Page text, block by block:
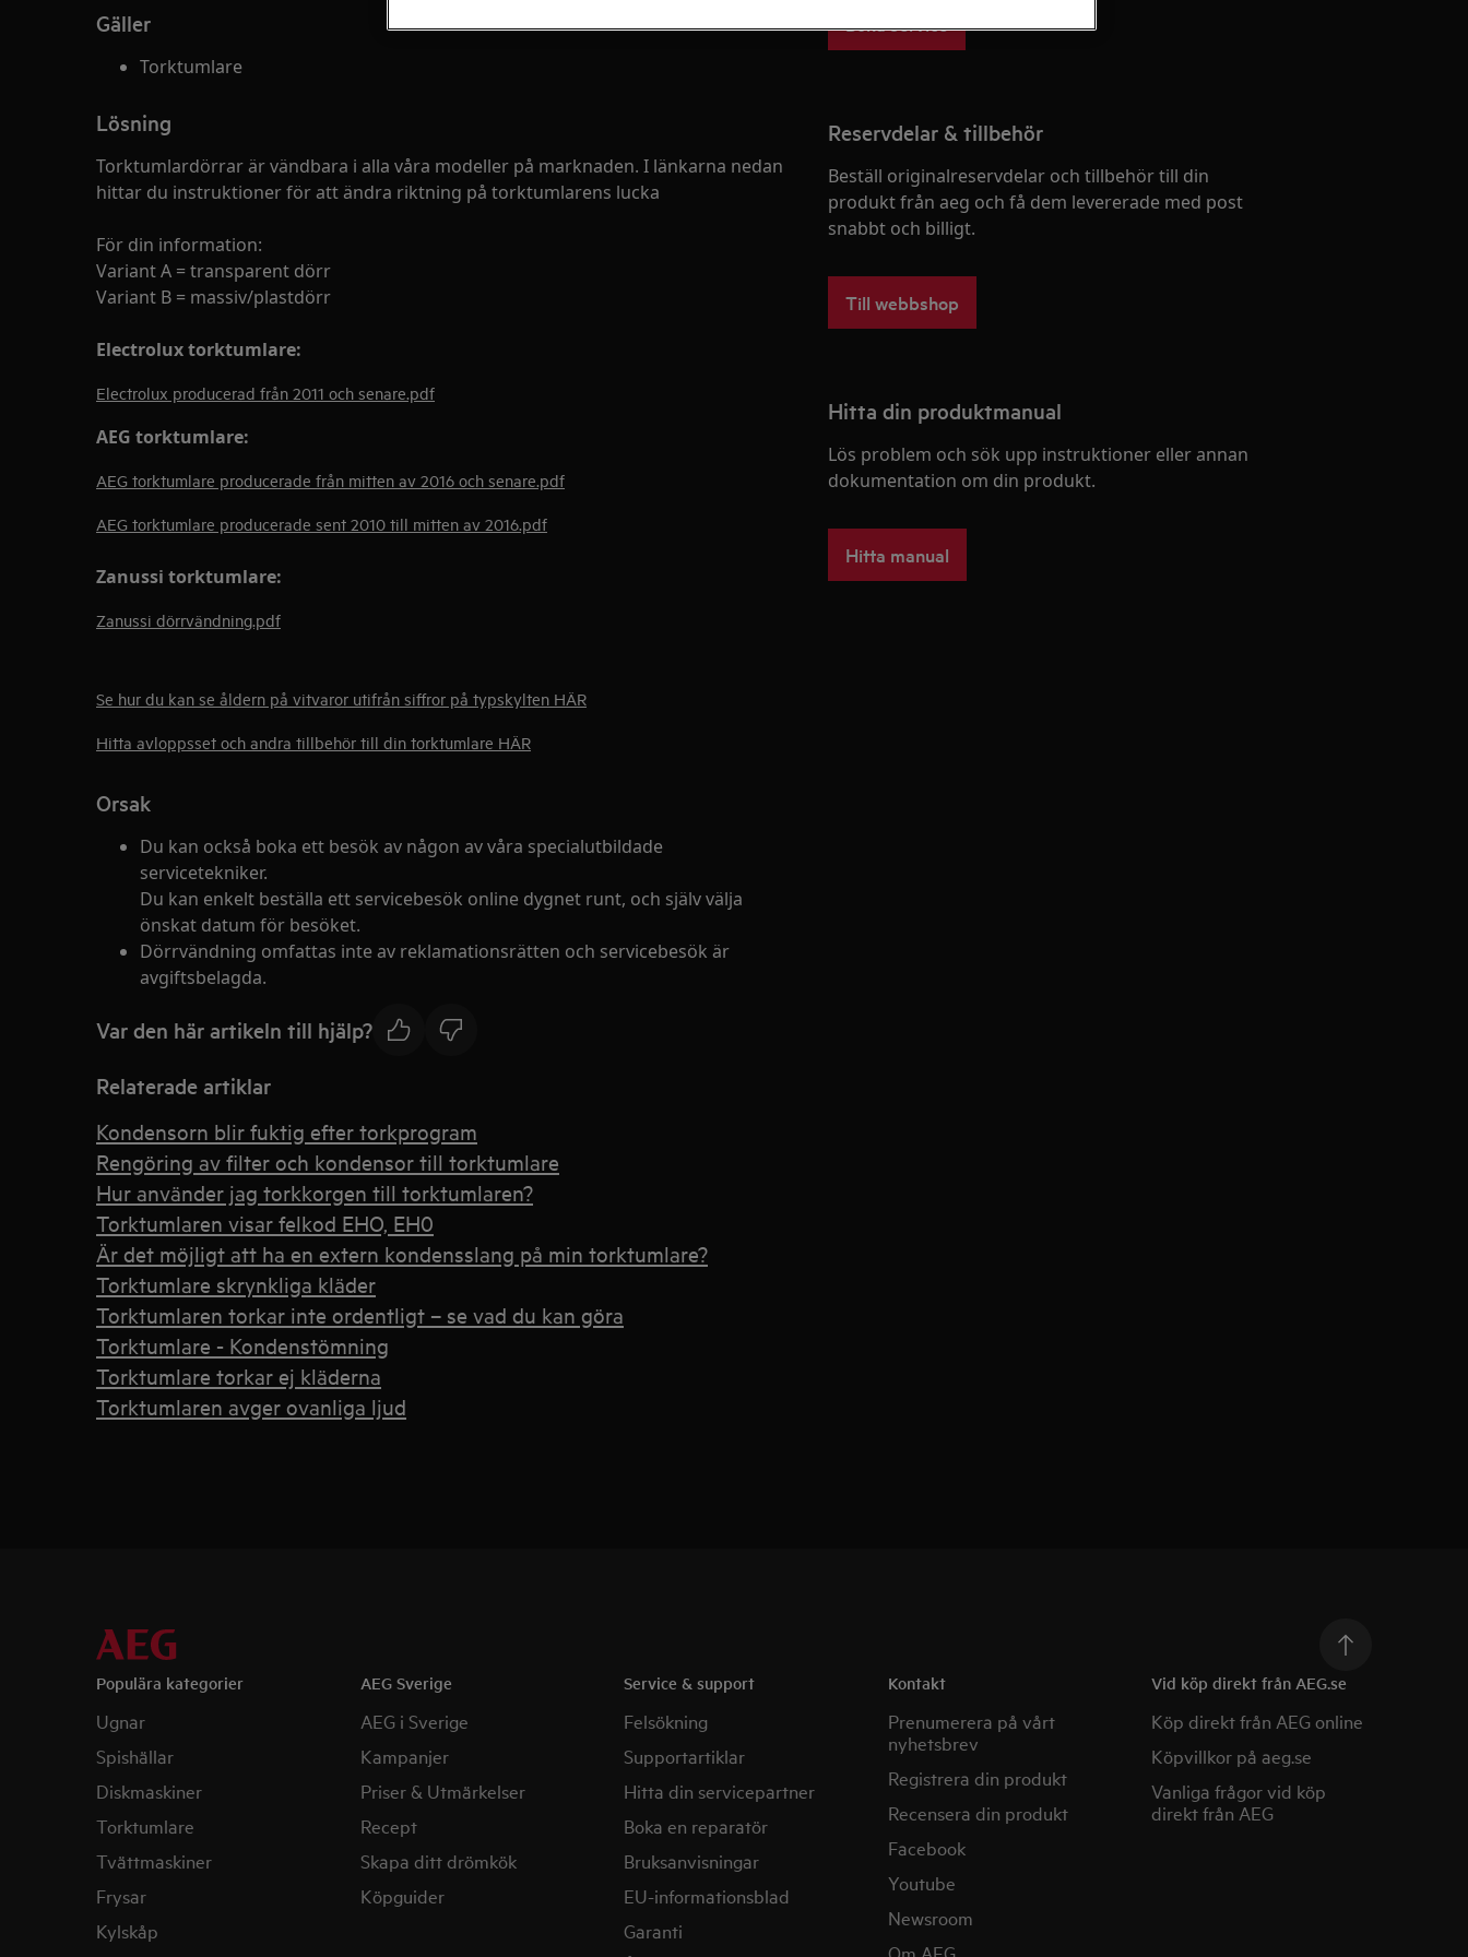
Gäller
Torktumlare
Lösning
Torktumlardörrar är vändbara i alla våra modeller på marknaden. I länkarna nedan
hittar du instruktioner för att ändra riktning på torktumlarens lucka
För din information:
Variant A = transparent dörr
Variant B = massiv/plastdörr
Electrolux torktumlare:
Electrolux producerad från 2011 och senare.pdf
AEG torktumlare:
AEG torktumlare producerade från mitten av 2016 och senare.pdf
AEG torktumlare producerade sent 2010 till mitten av 2016.pdf
Zanussi torktumlare:
Zanussi dörrvändning.pdf
Se hur du kan se åldern på vitvaror utifrån siffror på typskylten HÄR
Hitta avloppsset och andra tillbehör till din torktumlare HÄR
Orsak
Du kan också boka ett besök av någon av våra specialutbildade
servicetekniker.
Du kan enkelt beställa ett servicebesök online dygnet runt, och själv välja
önskat datum för besöket.
Dörrvändning omfattas inte av reklamationsrätten och servicebesök är
avgiftsbelagda.
Var den här artikeln till hjälp?
Relaterade artiklar
Kondensorn blir fuktig efter torkprogram
Rengöring av filter och kondensor till torktumlare
Hur använder jag torkkorgen till torktumlaren?
Torktumlaren visar felkod EHO, EH0
Är det möjligt att ha en extern kondensslang på min torktumlare?
Torktumlare skrynkliga kläder
Torktumlaren torkar inte ordentligt – se vad du kan göra
Torktumlare - Kondenstömning
Torktumlare torkar ej kläderna
Torktumlaren avger ovanliga ljud
Boka service
Reservdelar & tillbehör
Beställ originalreservdelar och tillbehör till din
produkt från aeg och få dem levererade med post
snabbt och billigt.
Till webbshop
Hitta din produktmanual
Lös problem och sök upp instruktioner eller annan
dokumentation om din produkt.
Hitta manual
Populära kategorier
Ugnar
Spishällar
Diskmaskiner
Torktumlare
Tvättmaskiner
Frysar
Kylskåp
AEG Sverige
AEG i Sverige
Kampanjer
Priser & Utmärkelser
Recept
Skapa ditt drömkök
Köpguider
Service & support
Felsökning
Supportartiklar
Hitta din servicepartner
Boka en reparatör
Bruksanvisningar
EU-informationsblad
Garanti
Kontakt
Prenumerera på vårt
nyhetsbrev
Registrera din produkt
Recensera din produkt
Facebook
Youtube
Newsroom
Vid köp direkt från AEG.se
Köp direkt från AEG online
Köpvillkor på aeg.se
Vanliga frågor vid köp
direkt från AEG